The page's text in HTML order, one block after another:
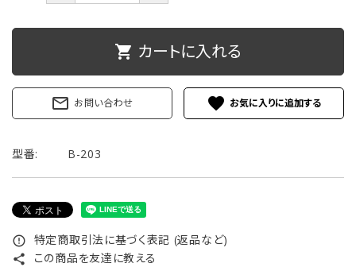
shopping_cart カートに入れる
mail_outline お問い合わせ favorite
型番: B-203
error_outline 特定商取引法に基づく表記 (返品など)
share この商品を友達に教える